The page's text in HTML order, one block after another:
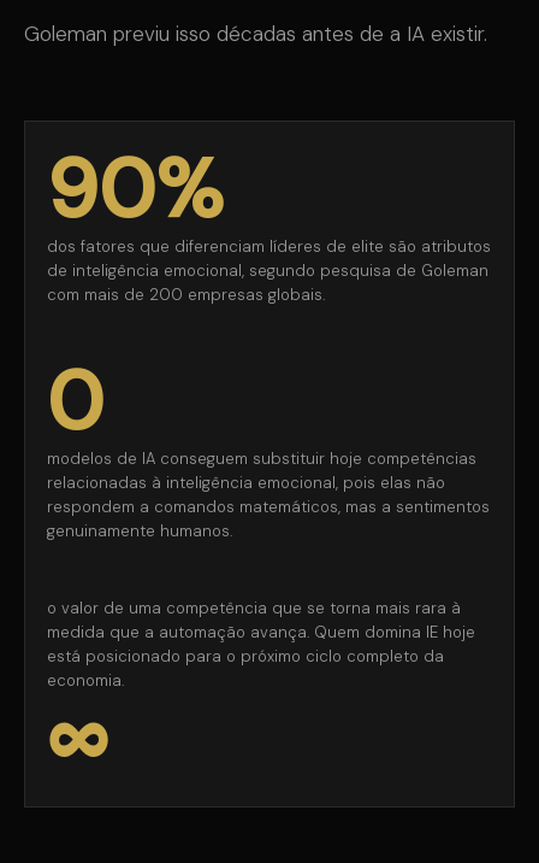
Goleman previu isso décadas antes de a IA existir.
90%
dos fatores que diferenciam líderes de elite são atributos
de inteligência emocional, segundo pesquisa de Goleman
com mais de 200 empresas globais.
0
modelos de IA conseguem substituir hoje competências
relacionadas à inteligência emocional, pois elas não
respondem a comandos matemáticos, mas a sentimentos
genuinamente humanos.
o valor de uma competência que se torna mais rara à
medida que a automação avança. Quem domina IE hoje
está posicionado para o próximo ciclo completo da
economia.
∞